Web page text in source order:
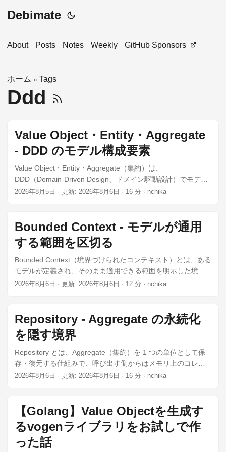
Debimate
About Posts Notes Weekly GitHub Sponsors
ホーム » Tags
Ddd
Value Object・Entity・Aggregate
- DDD のモデル構成要素
Value Object・Entity・Aggregate（集約）は、
DDD（Domain-Driven Design、ドメイン駆動設計）でモデル
を組み立てる時の構成要素です。Value Object は属性だけで
た境界を指します。不変条件とは、そのオブジェクトを外部
から観測できる状態と、公開された操作が完了した時点で成
り立っていなければならない規則です。実装の内部では、操
作の途中で一時的に成り立たない状態を経由する事もありま
す。例えば、EC サイトの注文には「代金引換で支払う注文
は、明細の合計金額が引換の上限額を超えない」という規則
額が変わっても、上限を超えた状態にしてはいけません。 ...
2026年8月5日 · 更新: 2026年8月6日 · 16 分 · nchika
Bounded Context - モデルが通用
する範囲を区切る
Bounded Context（境界づけられたコンテキスト）とは、ある
モデルが定義され、そのまま適用できる範囲を明示した境界
です。Evans の DDD Reference は「特定のモデルが定義され
でのモデルは、業務の概念を表す型と、その概念が守る規則
の集まりを指します。境界の中では「注文」という語が 1 つ
の意味に定まり、境界の外へ出た時、同じ語が同じ意味だと
は仮定しません。 ...
2026年8月6日 · 更新: 2026年8月6日 · 12 分 · nchika
Repository - Aggregate の永続化
を隠す境界
Repository とは、Aggregate（集約）を 1 つの単位として保
存・復元する仕組みで、呼び出す側からはメモリ上のコレク
ションのように見えます。Eric Evans の DDD Reference は、
合わせ手段」と要約しています。ユビキタス言語とは、
Bounded Context の中の全員が会話・図・コードで同じ意味
で使う語彙です。 ...
2026年8月6日 · 更新: 2026年8月6日 · 16 分 · nchika
【Golang】Value Objectを生成す
るvogenライブラリをお試しで作
った話